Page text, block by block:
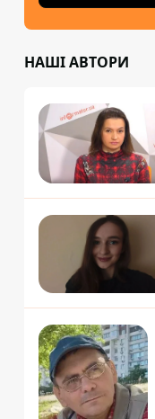
НАШІ АВТОРИ